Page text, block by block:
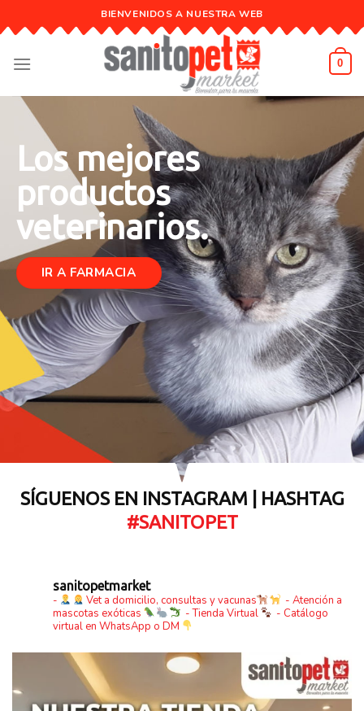
to
BIENVENIDOS A NUESTRA WEB
0
Los mejores
productos
veterinarios.
IR A FARMACIA
SÍGUENOS EN INSTAGRAM | HASHTAG
#SANITOPET
sanitopetmarket
-
Vet a domicilio, consultas y vacunas
- Atención a
mascotas exóticas
- Tienda Virtual
- Catálogo
virtual en WhatsApp o DM